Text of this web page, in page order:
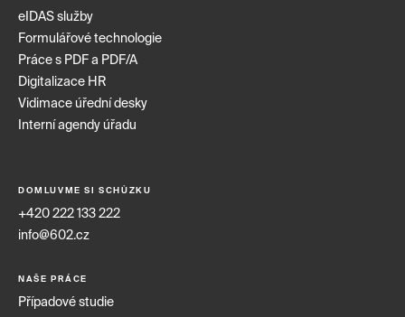
eIDAS služby
Formulářové technologie
Práce s PDF a PDF/A
Digitalizace HR
Vidimace úřední desky
Interní agendy úřadu
DOMLUVME SI SCHŮZKU
+420 222 133 222
info@602.cz
NAŠE PRÁCE
Případové studie